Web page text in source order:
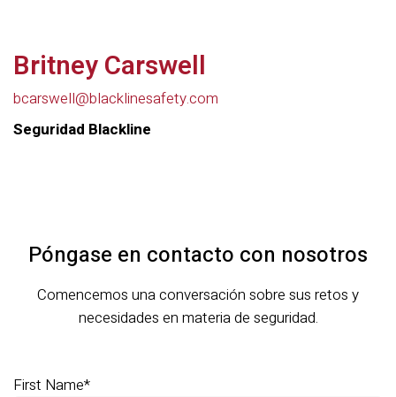
Britney Carswell
bcarswell@blacklinesafety.com
Seguridad Blackline
Póngase en contacto con nosotros
Comencemos una conversación sobre sus retos y
necesidades en materia de seguridad.
First Name*